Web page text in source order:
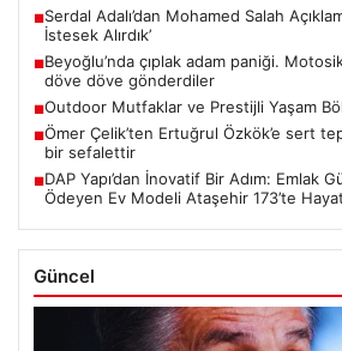
■Serdal Adalı’dan Mohamed Salah
İstesek Alırdık’
■Beyoğlu’nda çıplak adam paniği.
döve döve gönderdiler
■Outdoor Mutfaklar ve Prestijli Yaşam
■Ömer Çelik’ten Ertuğrul Özkök’e sert
bir sefalettir
■DAP Yapı’dan İnovatif Bir Adım: Emlak
Ödeyen Ev Modeli Ataşehir 173’te
Güncel